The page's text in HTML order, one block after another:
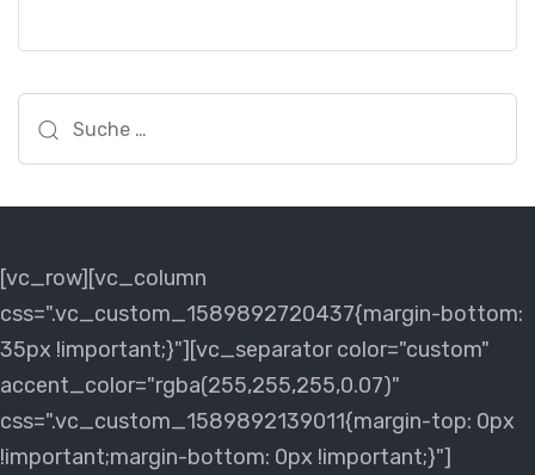
nach:
[vc_row][vc_column
css=".vc_custom_1589892720437{margin-bottom:
35px !important;}"][vc_separator color="custom"
accent_color="rgba(255,255,255,0.07)"
css=".vc_custom_1589892139011{margin-top: 0px
!important;margin-bottom: 0px !important;}"]